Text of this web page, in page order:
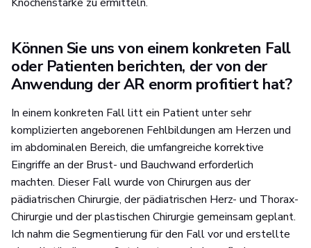
Können Sie uns von einem konkreten Fall
oder Patienten berichten, der von der
Anwendung der AR enorm profitiert hat?
In einem konkreten Fall litt ein Patient unter sehr
komplizierten angeborenen Fehlbildungen am Herzen und
im abdominalen Bereich, die umfangreiche korrektive
Eingriffe an der Brust- und Bauchwand erforderlich
machten. Dieser Fall wurde von Chirurgen aus der
pädiatrischen Chirurgie, der pädiatrischen Herz- und Thorax-
Chirurgie und der plastischen Chirurgie gemeinsam geplant.
Ich nahm die Segmentierung für den Fall vor und erstellte